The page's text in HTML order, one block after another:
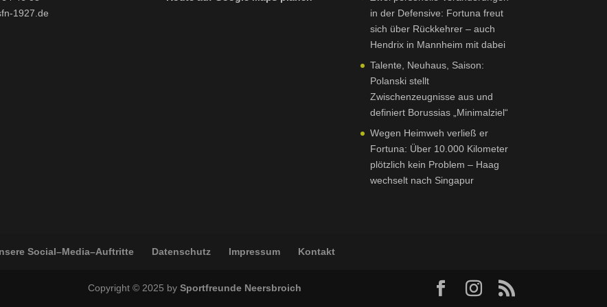
1927.de
in der Defensive: Fortuna freut
sich über Rückkehrer – auch
Hendrix in Mannheim mit dabei
Talente, Neuhaus, Saison:
Polanski stellt
Zwischenzeugnisse aus und
definiert Borussias „Minimalziel“
Wegen Heimweh verließ er
Fortuna: Über 10.000 Kilometer
plötzlich kein Problem – Haag
wechselt nach Singapur
Social–Media–Auftritte Datenschutz Impressum Kontakt
Copyright © 2025 by Sportfreunde Neersbroich